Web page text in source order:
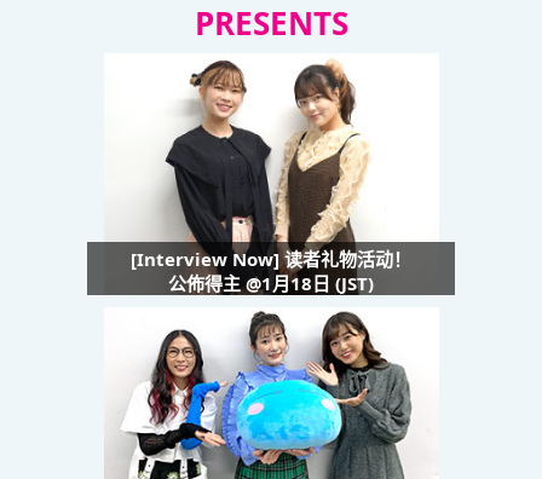
PRESENTS
[Interview Now] 读者礼物活动！
公佈得主 @1月18日 (JST)